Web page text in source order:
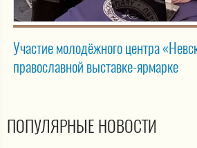
Участие молодёжного центра
православной выставке-ярмарке
ПОПУЛЯРНЫЕ НОВОСТИ